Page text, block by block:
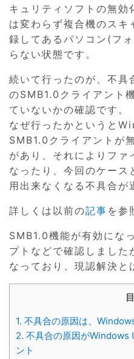
キュリティソフトの無効
は変わらず複合機のスキ
録してあるパソコン(フ
らない状態です。
続いて行ったのが、不具
のSMB1.0クライアント
ていないかの確認です。
なぜ行ったかというと
SMB1.0クライアントが
があり、それによりファ
なったり、今回のケース
用出来なくなる不具合が
詳しくは以前の記事 を参
SMB1.0機能が有効にな
プトなどで確認しました
なっており、現認解決と
1. 不具合の原因は、
2. 不具合の原因がWindows
ント